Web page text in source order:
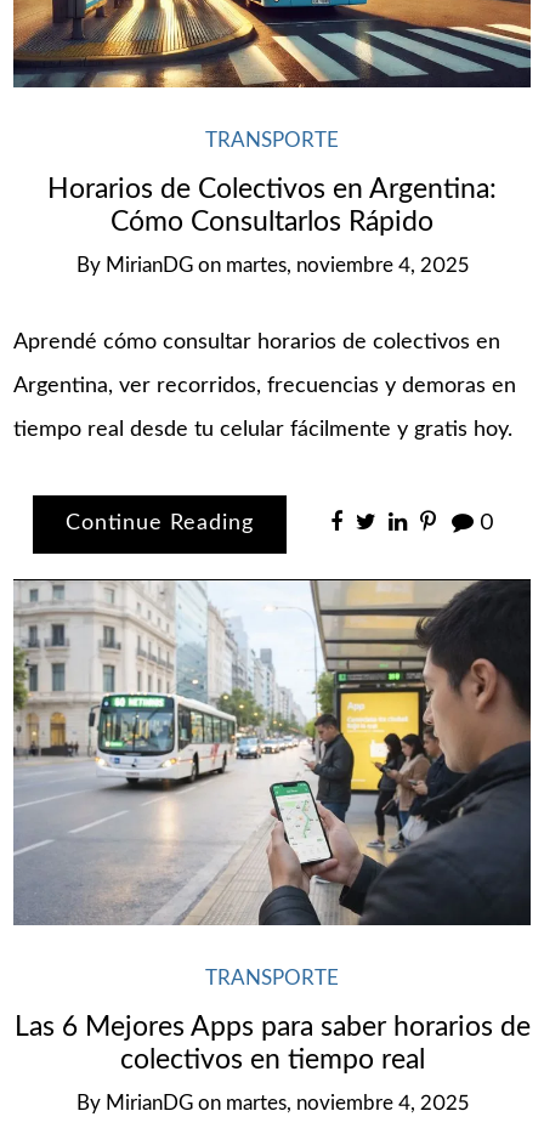
TRANSPORTE
Horarios de Colectivos en Argentina:
Cómo Consultarlos Rápido
By MirianDG on martes, noviembre 4, 2025
Aprendé cómo consultar horarios de colectivos en
Argentina, ver recorridos, frecuencias y demoras en
tiempo real desde tu celular fácilmente y gratis hoy.
Continue Reading 0
TRANSPORTE
Las 6 Mejores Apps para saber horarios de
colectivos en tiempo real
By MirianDG on martes, noviembre 4, 2025